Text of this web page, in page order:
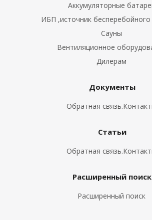
Аккумуляторные
ИБП ,источник бесперебойного
Сауны
Вентиляционное
Дилерам
Документы
Обратная
Статьи
Обратная
Расширенный поиск
Расширенный поиск